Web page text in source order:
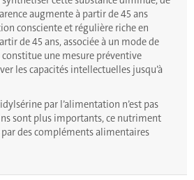
augmente à partir de 45 ans
consciente et régulière riche en
de 45 ans, associée à un mode de
une mesure préventive
les capacités intellectuelles jusqu’à
par l’alimentation n’est pas
sont plus importants, ce nutriment
des compléments alimentaires